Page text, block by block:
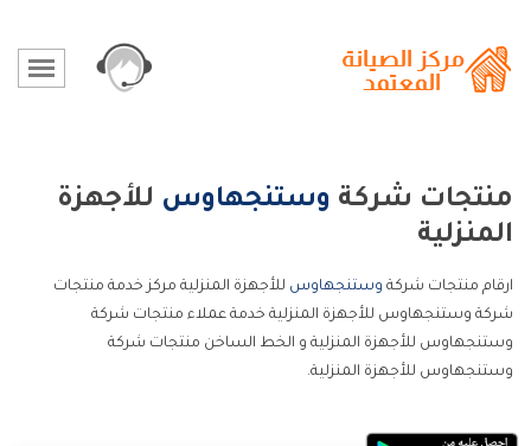
منتجات شركة وستنجهاوس للأجهزة
المنزلية
ارقام منتجات شركة وستنجهاوس للأجهزة المنزلية مركز خدمة منتجات
شركة وستنجهاوس للأجهزة المنزلية خدمة عملاء منتجات شركة
وستنجهاوس للأجهزة المنزلية و الخط الساخن منتجات شركة
وستنجهاوس للأجهزة المنزلية.